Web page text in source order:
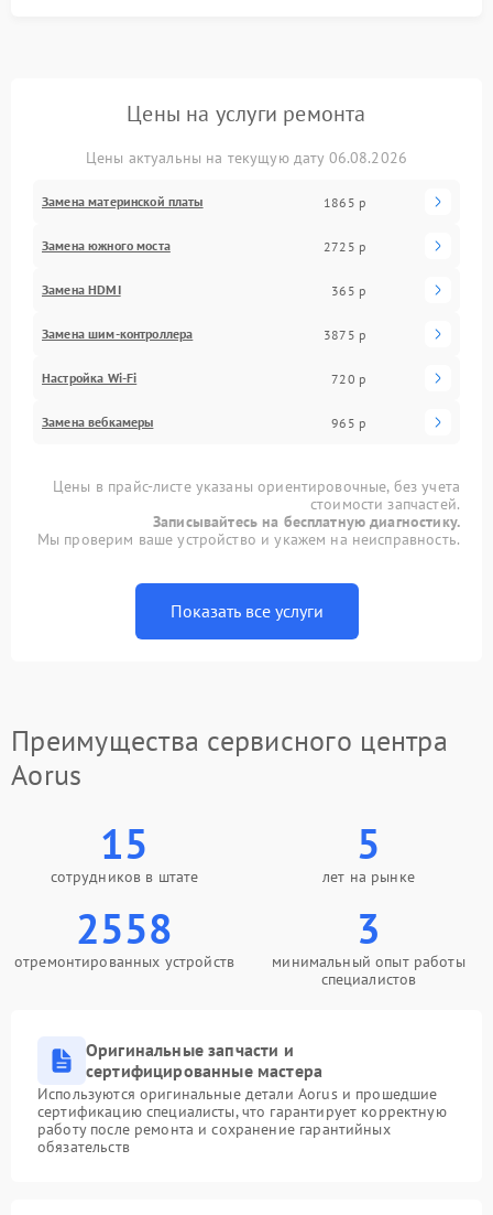
Цены на услуги ремонта
Цены актуальны на текущую дату 06.08.2026
Замена материнской платы 1865 р
Замена южного моста 2725 р
Замена HDMI 365 р
Замена шим-контроллера 3875 р
Настройка Wi-Fi 720 р
Замена вебкамеры 965 р
Цены в прайс-листе указаны ориентировочные, без учета
стоимости запчастей.
Записывайтесь на бесплатную диагностику.
Мы проверим ваше устройство и укажем на неисправность.
Показать все услуги
Преимущества сервисного центра
Aorus
15
сотрудников в штате
5
лет на рынке
2558
отремонтированных устройств
3
минимальный опыт работы
специалистов
Оригинальные запчасти и
сертифицированные мастера
Используются оригинальные детали Aorus и прошедшие
сертификацию специалисты, что гарантирует корректную
работу после ремонта и сохранение гарантийных
обязательств